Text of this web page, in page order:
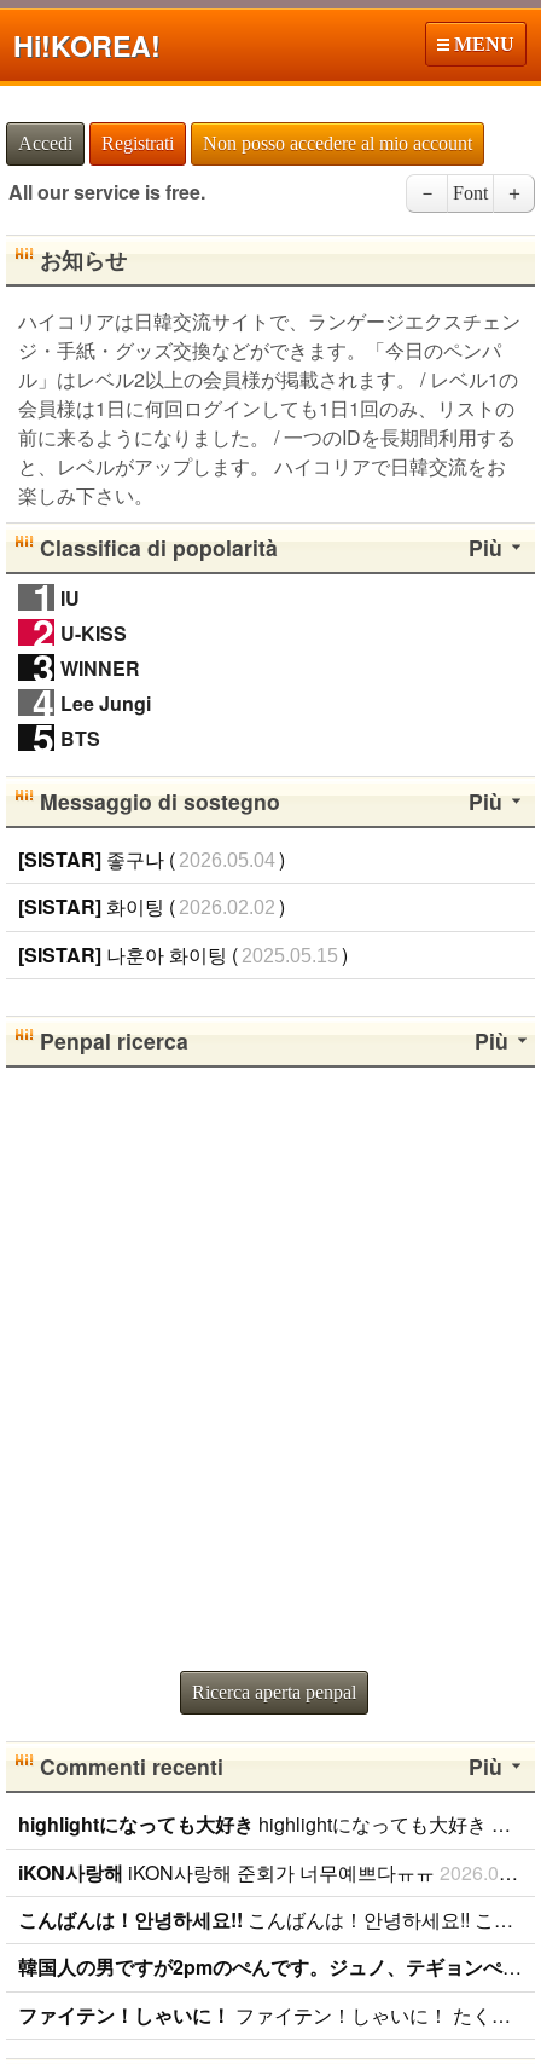
Hi!KOREA! MENU
Accedi Registrati Non posso accedere al mio account
All our service is free. － Font ＋
お知らせ
ハイコリアは日韓交流サイトで、ランゲージエクスチェン
ジ・手紙・グッズ交換などができます。「今日のペンパ
ル」はレベル2以上の会員様が掲載されます。 / レベル1の
会員様は1日に何回ログインしても1日1回のみ、リストの
前に来るようになりました。 / 一つのIDを長期間利用する
と、レベルがアップします。 ハイコリアで日韓交流をお
楽しみ下さい。
Più
Classifica di popolarità
1 IU
2 U-KISS
3 WINNER
4 Lee Jungi
5 BTS
Più
Messaggio di sostegno
[SISTAR] 좋구나 ( 2026.05.04)
[SISTAR] 화이팅 ( 2026.02.02 )
[SISTAR] 나훈아 화이팅 ( 2025.05.15 )
Più
Penpal ricerca
Ricerca aperta penpal
Più
Commenti recenti
highlightになっても大好き highlightになっても大好き ファンになったのが、遅かったからいろんな情報が欲しいです。 highlightになっても好きな気持ちは変わりません。 メンバー全員が大好きですが、一番大好きなのはジュンヒョンです。 彼らのことたくさん知りたいです。
iKON사랑해 iKON사랑해 준회가 너무예쁘다ㅠㅠ 2026.01.09
こんばんは！안녕하세요!! こんばんは！안녕하세요!! こんばんは！ 日本BANAです( ˆoˆ )/ 性別、年齢、国籍関係なく BANAと仲良くしたいです！！ ちなみに、94lineゴンチャンぺんです！ コメント、メール待ってます( ˆoˆ )/안녕하세요!
韓国人の男ですが2pmのぺんです。ジュノ、テギョンぺんが特にぺんです。
ファイテン！しゃいに！ ファイテン！しゃいに！ たくさん応援します！